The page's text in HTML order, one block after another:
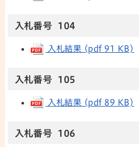
入札番号 104
入札結果 (pdf 91 KB)
入札番号 105
入札結果 (pdf 89 KB)
入札番号 106